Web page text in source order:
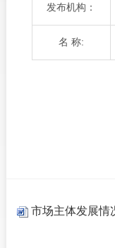
发布机构：
名 称:
市场主体发展情